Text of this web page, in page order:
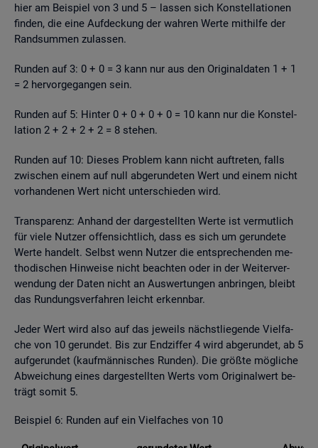
hier am Bei­spiel von 3 und 5 – las­sen sich Kon­stel­la­tio­nen
fin­den, die eine Auf­de­ckung der wah­ren Werte mit­hil­fe der
Rand­sum­men zu­las­sen.
Run­den auf 3: 0 + 0 = 3 kann nur aus den Ori­gi­nal­da­ten 1 + 1
= 2 her­vor­ge­gan­gen sein.
Run­den auf 5: Hin­ter 0 + 0 + 0 + 0 = 10 kann nur die Kon­stel­
la­ti­on 2 + 2 + 2 + 2 = 8 ste­hen.
Run­den auf 10: Die­ses Pro­blem kann nicht auf­tre­ten, falls
zwi­schen einem auf null ab­ge­run­de­ten Wert und einem nicht
vor­han­de­nen Wert nicht un­ter­schie­den wird.
Trans­pa­renz: An­hand der dar­ge­stell­ten Werte ist ver­mut­lich
für viele Nut­zer of­fen­sicht­lich, dass es sich um ge­run­de­te
Werte han­delt. Selbst wenn Nut­zer die ent­spre­chen­den me­
tho­di­schen Hin­wei­se nicht be­ach­ten oder in der Wei­ter­ver­
wen­dung der Daten nicht an Aus­wer­tun­gen an­brin­gen, bleibt
das Run­dungs­ver­fah­ren leicht er­kenn­bar.
Jeder Wert wird also auf das je­weils nächst­lie­gen­de Viel­fa­
che von 10 ge­run­det. Bis zur End­zif­fer 4 wird ab­ge­run­det, ab 5
auf­ge­run­det (kauf­män­ni­sches Run­den). Die grö­ß­te mög­li­che
Ab­wei­chung eines dar­ge­stell­ten Werts vom Ori­gi­nal­wert be­
trägt somit 5.
Bei­spiel 6: Run­den auf ein Viel­fa­ches von 10